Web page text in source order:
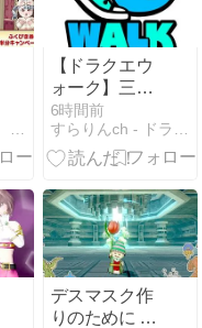
さっちゃんねる DQX
【ドラクエウ
ォーク】三連
休お土産取り
に、足摺岬と
柏島行ったけ
な
6時間前
すらりんch - ドラクエウォーク攻略まとめ速報
デスマスク作
りのために デ